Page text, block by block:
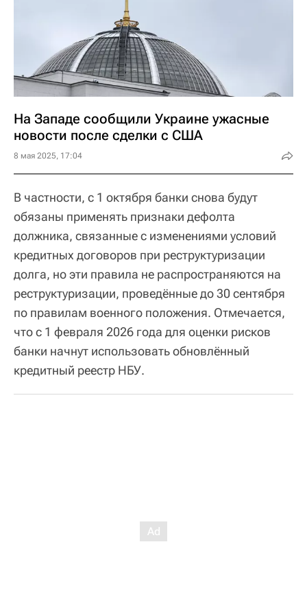
На Западе сообщили Украине ужасные
новости после сделки с США
8 мая 2025, 17:04
В частности, с 1 октября банки снова будут
обязаны применять признаки дефолта
должника, связанные с изменениями условий
кредитных договоров при реструктуризации
долга, но эти правила не распространяются на
реструктуризации, проведённые до 30 сентября
по правилам военного положения. Отмечается,
что с 1 февраля 2026 года для оценки рисков
банки начнут использовать обновлённый
кредитный реестр НБУ.